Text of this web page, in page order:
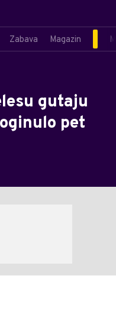
Zabava Magazin
gutaju
pet